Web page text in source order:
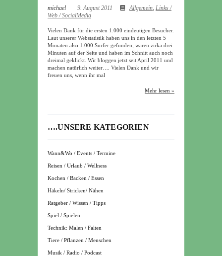
michael 9. August 2011 Allgemein, Links /
Web / SocialMedia
Vielen Dank für die ersten 1.000 eindeutigen Besucher.
Laut unserer Webstatistik haben uns in den letzten 5
Monaten also 1.000 Surfer gefunden, waren zirka drei
Minuten auf der Seite und haben im Schnitt auch noch
dreimal geklickt. Wir bloggen jetzt seit April 2011 und
machen natürlich weiter…. Vielen Dank und wir
freuen uns, wenn ihr mal
Mehr lesen »
….UNSERE KATEGORIEN
Wann&Wo / Events / Termine
Reisen / Urlaub / Wellness
Kochen / Backen / Essen
Häkeln/ Stricken/ Nähen
Ratgeber / Wissen / Tipps
Spiel / Spielen
Technik: Malen / Falten
Tiere / Pflanzen / Menschen
Musik / Radio / Podcast